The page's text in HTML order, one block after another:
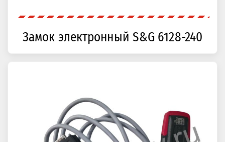
Замок электронный S&G 6128-240